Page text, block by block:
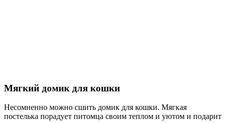
Мягкий домик для кошки
Несомненно можно сшить домик для кошки. Мягкая
постелька порадует питомца своим теплом и уютом и подарит